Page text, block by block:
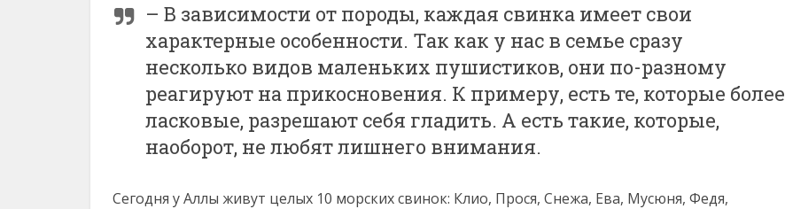
– В зависимости от породы, каждая свинка имеет свои
характерные особенности. Так как у нас в семье сразу
несколько видов маленьких пушистиков, они по-разному
реагируют на прикосновения. К примеру, есть те, которые более
ласковые, разрешают себя гладить. А есть такие, которые,
наоборот, не любят лишнего внимания.
Сегодня у Аллы живут целых 10 морских свинок: Клио, Прося, Снежа, Ева, Мусюня, Федя,